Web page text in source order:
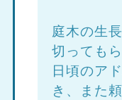
庭木の生
切っても
日頃のア
き、また